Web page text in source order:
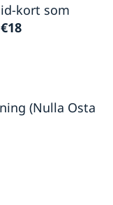
kort som
€18
(Nulla Osta